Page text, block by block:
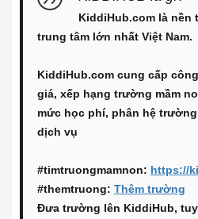
KiddiHub.com là nền
trung tâm lớn nhất Việt Nam.
KiddiHub.com cung cấp
giá, xếp hạng trường mầm
mức học phí, phân hệ
dịch vụ
#timtruongmamnon: https://
#themtruong: Thêm trường
Đưa trường lên KiddiHub,